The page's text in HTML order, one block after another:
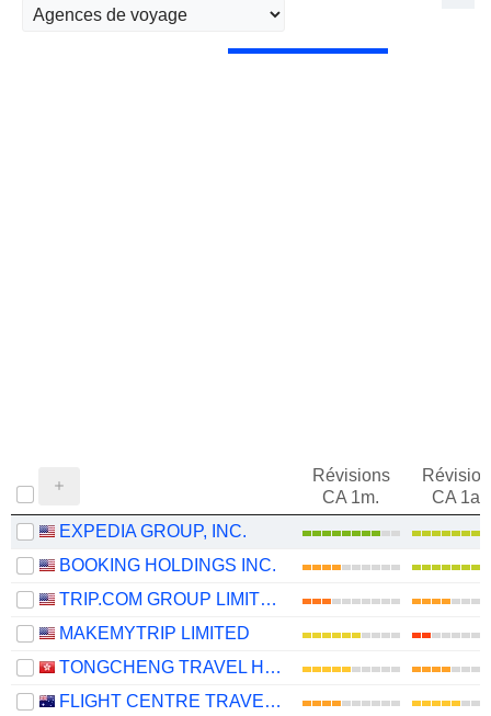
Révisions
CA 1m.
CA 1an
EXPEDIA GROUP, INC.
BOOKING HOLDINGS INC.
TRIP.COM GROUP LIMITED
MAKEMYTRIP LIMITED
TONGCHENG TRAVEL HOLDINGS LIMITED
FLIGHT CENTRE TRAVEL GROUP LIMITED